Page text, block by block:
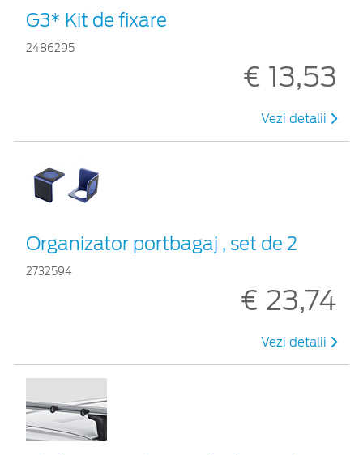
G3* Kit de fixare
2486295
€ 13,53
Vezi detalii
Organizator portbagaj , set de 2
2732594
€ 23,74
Vezi detalii